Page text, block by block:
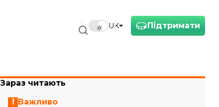
Підтримати
UK
Зараз читають
Важливо